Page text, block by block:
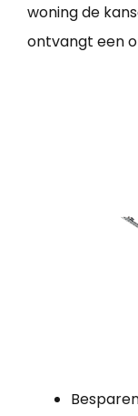
woning de
ontvangt een